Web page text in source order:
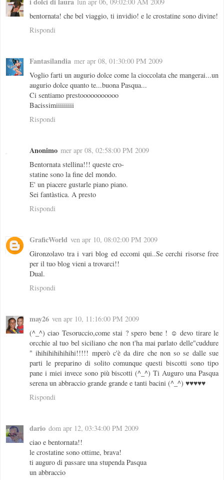
bentornata! che bel viaggio, ti invidio! e le crostatine sono divine!
Rispondi
Fantasilandia mer apr 08, 01:30:00 PM 2009
Voglio farti un augurio dolce come la cioccolata che mangerai...un
augurio dolce quanto te...buona Pasqua...
Ci sentiamo prestooooooooooo
Bacissimiiiiiiiii
Rispondi
Anonimo mer apr 08, 02:58:00 PM 2009
Bentornata stellina!!! queste cro-
statine sono la fine del mondo.
E' un piacere gustarle piano piano.
Sei fantàstica. A presto
Rispondi
GraficWorld ven apr 10, 08:02:00 PM 2009
Gironzolavo tra i vari blog ed eccomi qui..Se cerchi risorse free
per il tuo blog vieni a trovarci!!
Dual.
Rispondi
may26 ven apr 10, 11:16:00 PM 2009
(^_^) ciao Tesoruccio,come stai ? spero bene ! ☺ devo tirare le
orcchie al tuo bel siciliano che non t'ha mai parlato delle"cuddure
" ihihihihihihihi!!!!! mperò c'è da dire che non so se dalle sue
parti le preparino di solito comunque questi biscotti sono tipo
pane i miei invece sono più biscotti (^_^) Ti Auguro una Pasqua
serena un abbraccio grande grande e tanti bacini (^_^) ♥♥♥♥♥
Rispondi
dario dom apr 12, 03:34:00 PM 2009
ciao e bentornata!!
le crostatine sono ottime, brava!
ti auguro di passare una stupenda Pasqua
un abbraccio